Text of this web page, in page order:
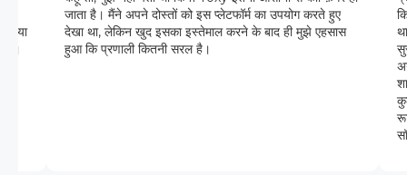
जाता है। मैंने अपने दोस्तों को इस प्लेटफॉर्म का उपयोग करते हुए
देखा था, लेकिन खुद इसका इस्तेमाल करने के बाद ही मुझे एहसास
हुआ कि प्रणाली कितनी सरल है।